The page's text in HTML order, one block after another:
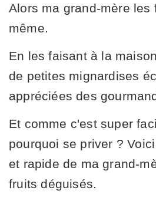
Alors ma grand-mère les
même.
En les faisant à la
de petites mignardises
appréciées des
Et comme c'est super
pourquoi se priver ?
et rapide de ma grand-
fruits déguisés.